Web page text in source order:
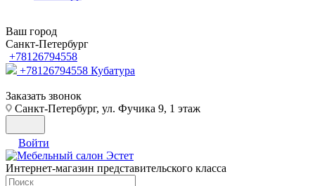
Ваш город
Санкт-Петербург
+78126794558
+78126794558 Кубатура
Заказать звонок
Санкт-Петербург, ул. Фучика 9, 1 этаж
Войти
Интернет-магазин представительского класса